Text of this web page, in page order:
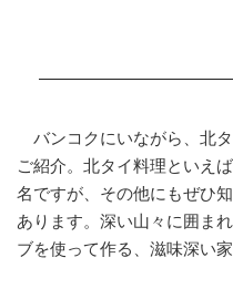
バンコクにいながら、北
ご紹介。北タイ料理といえ
名ですが、その他にもぜひ
あります。深い山々に囲ま
ブを使って作る、滋味深い